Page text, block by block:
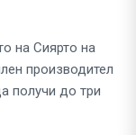
на Сиярто на
производител
получи до три